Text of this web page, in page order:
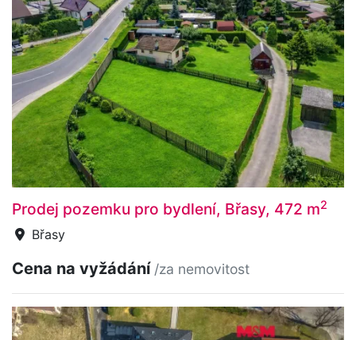
Prodej pozemku pro bydlení, Břasy, 472 m2
Břasy
Cena na vyžádání /za nemovitost